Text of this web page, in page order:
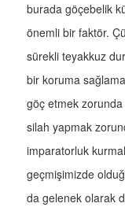
burada göçebelik
önemli bir faktör.
sürekli teyakkuz
bir koruma
göç etmek
silah yapmak
imparatorluk
geçmişimizde
da gelenek olarak